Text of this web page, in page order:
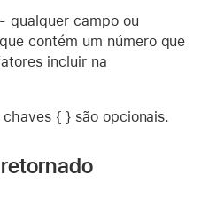
- qualquer campo ou
contém um número que
incluir na
{ } são opcionais.